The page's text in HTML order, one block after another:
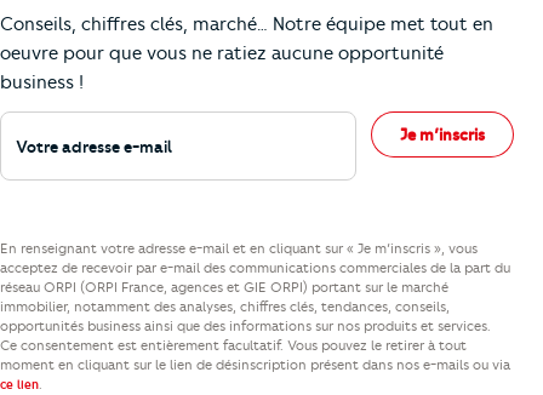
Conseils, chiffres clés, marché… Notre équipe met tout en
oeuvre pour que vous ne ratiez aucune opportunité
business !
Votre adresse e-mail
Je m’inscris
En renseignant votre adresse e-mail et en cliquant sur « Je m’inscris », vous
acceptez de recevoir par e-mail des communications commerciales de la part du
réseau ORPI (ORPI France, agences et GIE ORPI) portant sur le marché
immobilier, notamment des analyses, chiffres clés, tendances, conseils,
opportunités business ainsi que des informations sur nos produits et services.
Ce consentement est entièrement facultatif. Vous pouvez le retirer à tout
moment en cliquant sur le lien de désinscription présent dans nos e-mails ou via
ce lien.